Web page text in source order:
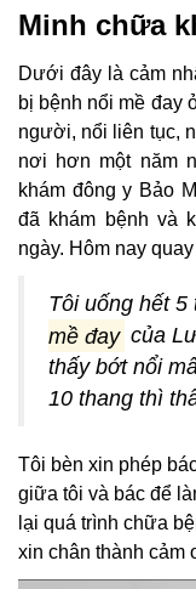
Minh chữa
Dưới đây là cảm
bị bệnh nổi mề đay
người, nổi liên tục,
nơi hơn một năm
khám đông y Bảo
đã khám bệnh và
ngày. Hôm nay
Tôi uống hết 5
mề đay của
thấy bớt nổi
10 thang thì
Tôi bèn xin phép
giữa tôi và bác để
lại quá trình chữa
xin chân thành cảm